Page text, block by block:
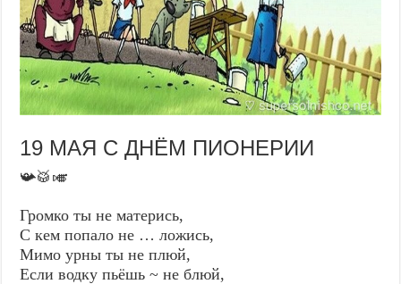
19 МАЯ С ДНЁМ ПИОНЕРИИ
📯🥁🎺
Громко ты не матерись,
С кем попало не … ложись,
Мимо урны ты не плюй,
Если водку пьёшь ~ не блюй,